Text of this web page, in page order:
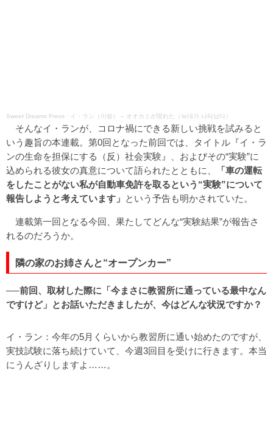
Sweet Dreams Press · イ・ラン（이랑） – オオカミが現れた（늑대가 나타났다）
そんなイ・ランが、コロナ禍にできる新しい挑戦を試みると
いう趣旨の本連載。第0回となった前回では、タイトル 『イ・ラ
ンの生命を担保にする（反）社会実験』
、およびその“実験”に
込められる彼女の真意について語られたとともに、
「車の運転
をしたことがない私が自動車免許を取るという“実験”について
報告しようと考えています」 という予告も明かされていた。
連載第一回となる今回、果たしてどんな“実験結果”が報告さ
れるのだろうか。
隣の家のお姉さんと“オープンカー”
──前回、取材した際に「今まさに教習所に通っている最中なん
ですけど」とお話いただきましたが、今はどんな状況ですか？
イ・ラン：今年の5月くらいから教習所に通い始めたのですが、
実技試験に落ち続けていて、今週3回目を受けに行きます。本当
にうんざりしますよ……。